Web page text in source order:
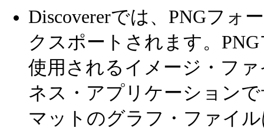
Discovererでは、PNGフォ
クスポートされます。
使用されるイメージ・フ
ネス・アプリケーション
マットのグラフ・ファイ